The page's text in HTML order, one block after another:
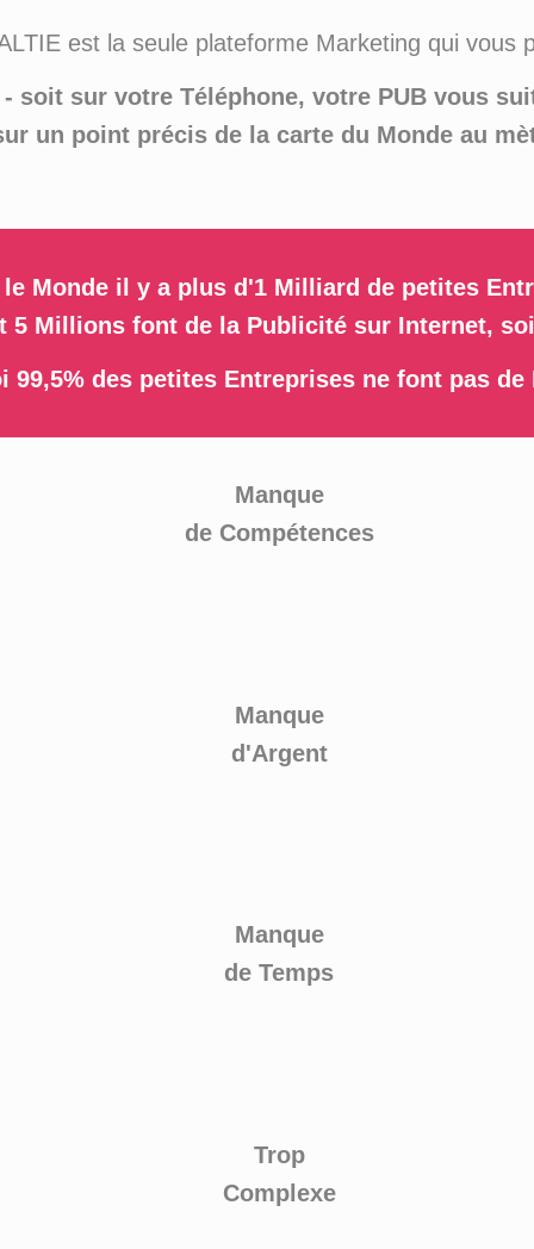
est la seule plateforme Marketing qui vous
- soit sur votre Téléphone, votre PUB vous
un point précis de la carte du Monde au
le Monde il y a plus d'1 Milliard de petites
5 Millions font de la Publicité sur Internet,
99,5% des petites Entreprises ne font pas de
Manque
de Compétences
Manque
d'Argent
Manque
de Temps
Trop
Complexe